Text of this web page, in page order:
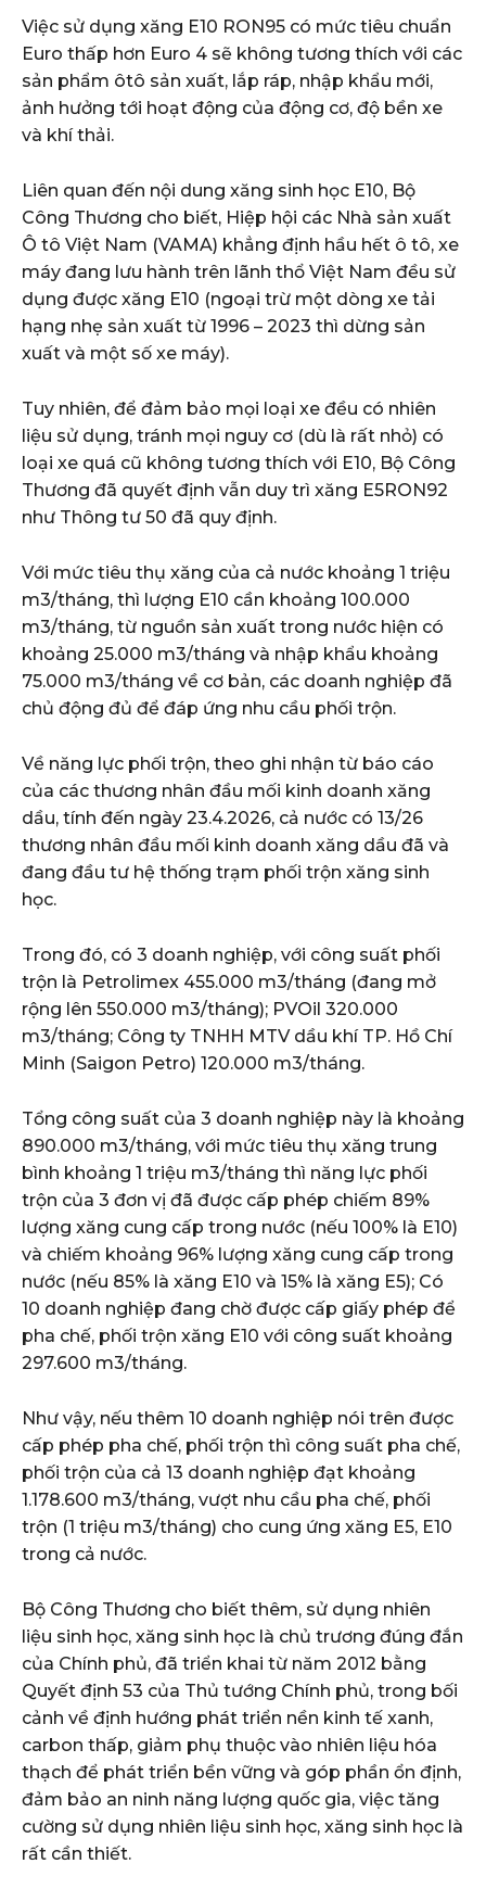
Việc sử dụng xăng E10 RON95 có mức tiêu chuẩn
Euro thấp hơn Euro 4 sẽ không tương thích với các
sản phẩm ôtô sản xuất, lắp ráp, nhập khẩu mới,
ảnh hưởng tới hoạt động của động cơ, độ bền xe
và khí thải.
Liên quan đến nội dung xăng sinh học E10, Bộ
Công Thương cho biết, Hiệp hội các Nhà sản xuất
Ô tô Việt Nam (VAMA) khẳng định hầu hết ô tô, xe
máy đang lưu hành trên lãnh thổ Việt Nam đều sử
dụng được xăng E10 (ngoại trừ một dòng xe tải
hạng nhẹ sản xuất từ 1996 – 2023 thì dừng sản
xuất và một số xe máy).
Tuy nhiên, để đảm bảo mọi loại xe đều có nhiên
liệu sử dụng, tránh mọi nguy cơ (dù là rất nhỏ) có
loại xe quá cũ không tương thích với E10, Bộ Công
Thương đã quyết định vẫn duy trì xăng E5RON92
như Thông tư 50 đã quy định.
Với mức tiêu thụ xăng của cả nước khoảng 1 triệu
m3/tháng, thì lượng E10 cần khoảng 100.000
m3/tháng, từ nguồn sản xuất trong nước hiện có
khoảng 25.000 m3/tháng và nhập khẩu khoảng
75.000 m3/tháng về cơ bản, các doanh nghiệp đã
chủ động đủ để đáp ứng nhu cầu phối trộn.
Về năng lực phối trộn, theo ghi nhận từ báo cáo
của các thương nhân đầu mối kinh doanh xăng
dầu, tính đến ngày 23.4.2026, cả nước có 13/26
thương nhân đầu mối kinh doanh xăng dầu đã và
đang đầu tư hệ thống trạm phối trộn xăng sinh
học.
Trong đó, có 3 doanh nghiệp, với công suất phối
trộn là Petrolimex 455.000 m3/tháng (đang mở
rộng lên 550.000 m3/tháng); PVOil 320.000
m3/tháng; Công ty TNHH MTV dầu khí TP. Hồ Chí
Minh (Saigon Petro) 120.000 m3/tháng.
Tổng công suất của 3 doanh nghiệp này là khoảng
890.000 m3/tháng, với mức tiêu thụ xăng trung
bình khoảng 1 triệu m3/tháng thì năng lực phối
trộn của 3 đơn vị đã được cấp phép chiếm 89%
lượng xăng cung cấp trong nước (nếu 100% là E10)
và chiếm khoảng 96% lượng xăng cung cấp trong
nước (nếu 85% là xăng E10 và 15% là xăng E5); Có
10 doanh nghiệp đang chờ được cấp giấy phép để
pha chế, phối trộn xăng E10 với công suất khoảng
297.600 m3/tháng.
Như vậy, nếu thêm 10 doanh nghiệp nói trên được
cấp phép pha chế, phối trộn thì công suất pha chế,
phối trộn của cả 13 doanh nghiệp đạt khoảng
1.178.600 m3/tháng, vượt nhu cầu pha chế, phối
trộn (1 triệu m3/tháng) cho cung ứng xăng E5, E10
trong cả nước.
Bộ Công Thương cho biết thêm, sử dụng nhiên
liệu sinh học, xăng sinh học là chủ trương đúng đắn
của Chính phủ, đã triển khai từ năm 2012 bằng
Quyết định 53 của Thủ tướng Chính phủ, trong bối
cảnh về định hướng phát triển nền kinh tế xanh,
carbon thấp, giảm phụ thuộc vào nhiên liệu hóa
thạch để phát triển bền vững và góp phần ổn định,
đảm bảo an ninh năng lượng quốc gia, việc tăng
cường sử dụng nhiên liệu sinh học, xăng sinh học là
rất cần thiết.